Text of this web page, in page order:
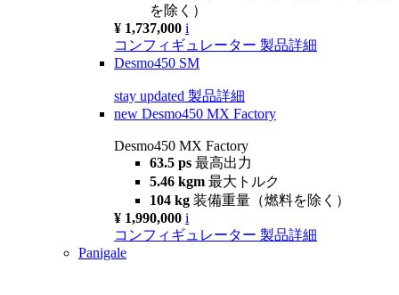
を除く）
¥ 1,737,000 i
コンフィギュレーター 製品詳細
Desmo450 SM
stay updated 製品詳細
new Desmo450 MX Factory
Desmo450 MX Factory
63.5 ps 最高出力
5.46 kgm 最大トルク
104 kg 装備重量（燃料を除く）
¥ 1,990,000 i
コンフィギュレーター 製品詳細
Panigale